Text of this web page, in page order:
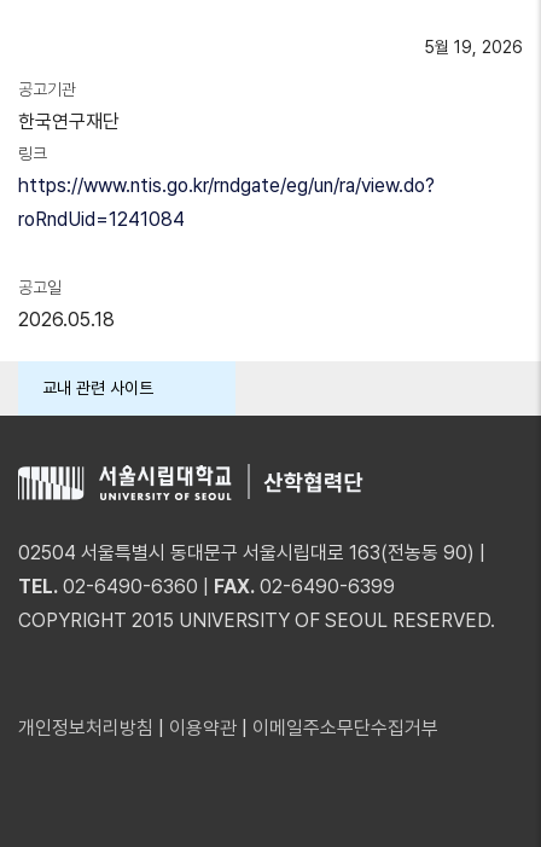
5월 19, 2026
공고기관
한국연구재단
링크
https://www.ntis.go.kr/rndgate/eg/un/ra/view.do?
roRndUid=1241084
공고일
2026.05.18
교내 관련 사이트
02504 서울특별시 동대문구 서울시립대로 163(전농동 90) |
TEL. 02-6490-6360 | FAX. 02-6490-6399
COPYRIGHT 2015 UNIVERSITY OF SEOUL RESERVED.
개인정보처리방침 이용약관 이메일주소무단수집거부